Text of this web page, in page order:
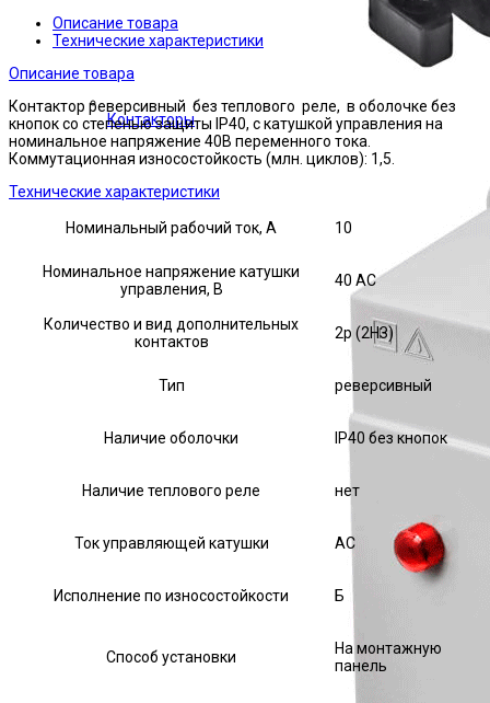
Контакторы
Описание товара
Технические характеристики
Описание товара
Контактор реверсивный без теплового реле, в оболочке без
кнопок со степенью защиты IP40, с катушкой управления на
номинальное напряжение 40В переменного тока.
Коммутационная износостойкость (млн. циклов): 1,5.
Технические характеристики
Номинальный рабочий ток, А 10
Номинальное напряжение катушки
управления, В
40 AC
Количество и вид дополнительных
контактов
2р (2НЗ)
Тип реверсивный
Наличие оболочки IP40 без кнопок
Наличие теплового реле нет
Ток управляющей катушки АС
Исполнение по износостойкости Б
Способ установки
На монтажную
панель